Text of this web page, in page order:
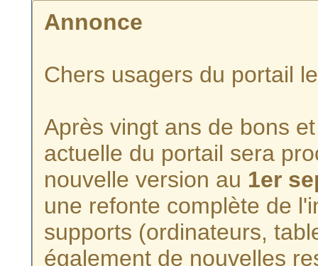
Annonce
Chers usagers du portail
Après vingt ans de bons
actuelle du portail sera
nouvelle version au 1er
une refonte complète de
supports (ordinateurs,
également de nouvelles